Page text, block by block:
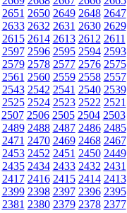
2651 2650 2649 2648 2647
2633 2632 2631 2630 2629
2615 2614 2613 2612 2611
2597 2596 2595 2594 2593
2579 2578 2577 2576 2575
2561 2560 2559 2558 2557
2543 2542 2541 2540 2539
2525 2524 2523 2522 2521
2507 2506 2505 2504 2503
2489 2488 2487 2486 2485
2471 2470 2469 2468 2467
2453 2452 2451 2450 2449
2435 2434 2433 2432 2431
2417 2416 2415 2414 2413
2399 2398 2397 2396 2395
2381 2380 2379 2378 2377